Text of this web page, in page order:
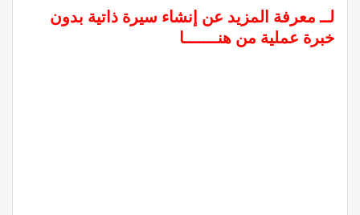
لــ معرفة المزيد عن إنشاء سيرة ذاتية بدون
خبرة عملية من هنـــــــا